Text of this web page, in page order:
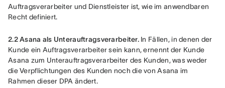
Auftragsverarbeiter und Dienstleister ist, wie im anwendbaren
Recht definiert.
2.2 Asana als Unterauftragsverarbeiter. In Fällen, in denen der
Kunde ein Auftragsverarbeiter sein kann, ernennt der Kunde
Asana zum Unterauftragsverarbeiter des Kunden, was weder
die Verpflichtungen des Kunden noch die von Asana im
Rahmen dieser DPA ändert.